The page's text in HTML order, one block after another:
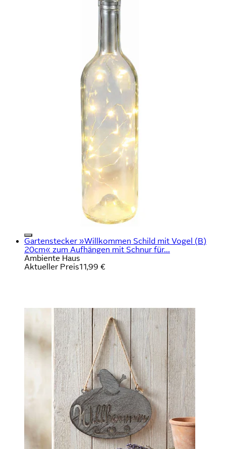
Gartenstecker »Willkommen Schild mit Vogel (B)
20cm« zum Aufhängen mit Schnur für...
Ambiente Haus
Aktueller Preis11,99 €